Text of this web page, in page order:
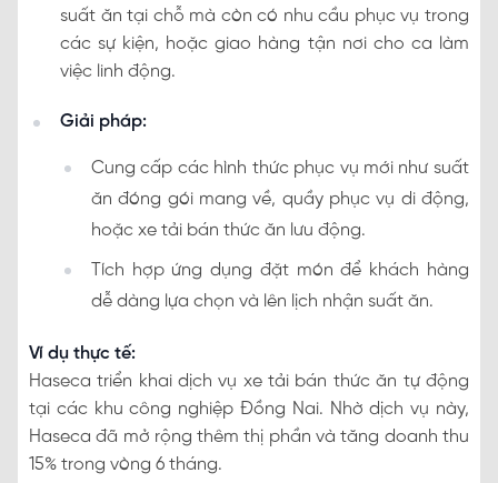
suất ăn tại chỗ mà còn có nhu cầu phục vụ trong
các sự kiện, hoặc giao hàng tận nơi cho ca làm
việc linh động.
Giải pháp:
Cung cấp các hình thức phục vụ mới như suất
ăn đóng gói mang về, quầy phục vụ di động,
hoặc xe tải bán thức ăn lưu động.
Tích hợp ứng dụng đặt món để khách hàng
dễ dàng lựa chọn và lên lịch nhận suất ăn.
Ví dụ thực tế:
Haseca triển khai dịch vụ xe tải bán thức ăn tự động
tại các khu công nghiệp Đồng Nai. Nhờ dịch vụ này,
Haseca đã mở rộng thêm thị phần và tăng doanh thu
15% trong vòng 6 tháng.